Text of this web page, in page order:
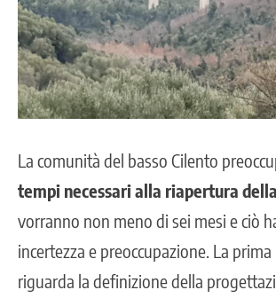
La comunità del basso Cilento
tempi necessari alla riapertura
vorranno non meno di sei mesi e ciò
incertezza e preoccupazione. La
riguarda la definizione della